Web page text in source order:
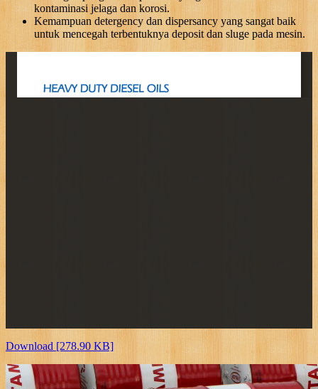
kontaminasi jelaga dan korosi.
Kemampuan detergency dan dispersancy yang sangat baik
untuk mencegah terbentuknya deposit dan sluge pada mesin.
Download [278.90 KB]